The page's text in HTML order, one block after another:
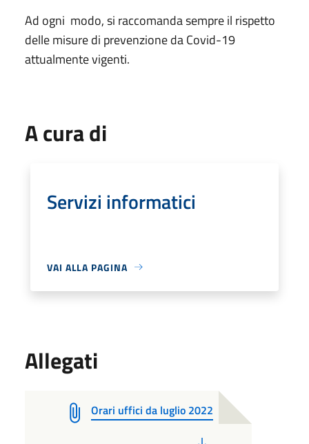
Ad ogni modo, si raccomanda sempre il rispetto
delle misure di prevenzione da Covid-19
attualmente vigenti.
A cura di
Servizi informatici
VAI ALLA PAGINA
Allegati
Orari uffici da luglio 2022